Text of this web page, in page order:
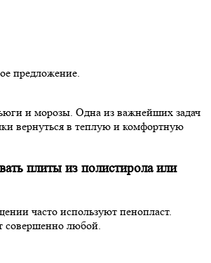
предложение.
и морозы. Одна из важнейших задач
вернуться в теплую и комфортную
плиты из полистирола или
часто используют пенопласт.
совершенно любой.